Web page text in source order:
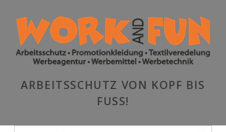
ARBEITSSCHUTZ VON KOPF BIS
FUSS!